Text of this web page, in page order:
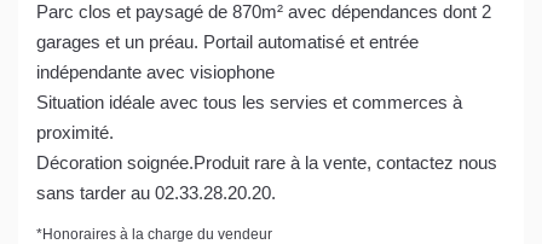
Parc clos et paysagé de 870m² avec dépendances dont 2
garages et un préau. Portail automatisé et entrée
indépendante avec visiophone
Situation idéale avec tous les servies et commerces à
proximité.
Décoration soignée.Produit rare à la vente, contactez nous
sans tarder au 02.33.28.20.20.
*Honoraires à la charge du vendeur